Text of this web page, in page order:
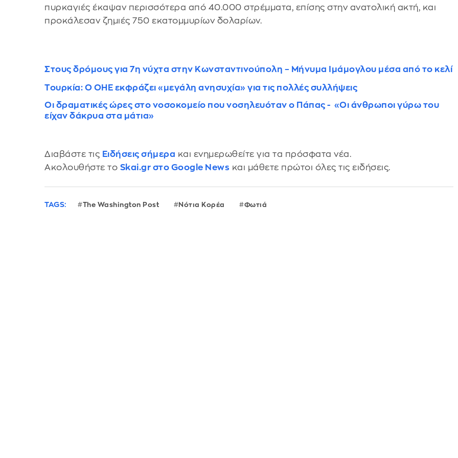
πυρκαγιές έκαψαν περισσότερα από 40.000 στρέμματα, επίσης στην ανατολική ακτή, και
προκάλεσαν ζημιές 750 εκατομμυρίων δολαρίων.
Στους δρόμους για 7η νύχτα στην Κωνσταντινούπολη – Μήνυμα Ιμάμογλου μέσα από το κελί
Τουρκία: Ο ΟΗΕ εκφράζει «μεγάλη ανησυχία» για τις πολλές συλλήψεις
Οι δραματικές ώρες στο νοσοκομείο που νοσηλευόταν ο Πάπας - «Οι άνθρωποι γύρω του
είχαν δάκρυα στα μάτια»
Διαβάστε τις Ειδήσεις σήμερα και ενημερωθείτε για τα πρόσφατα νέα.
Ακολουθήστε το Skai.gr στο Google News και μάθετε πρώτοι όλες τις ειδήσεις.
TAGS: The Washington Post Νότια Κορέα Φωτιά